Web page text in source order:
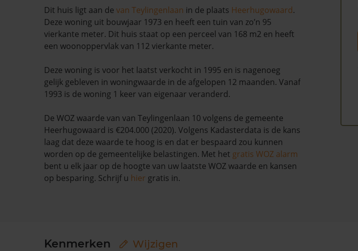
Dit huis ligt aan de van Teylingenlaan in de plaats Heerhugowaard.
Deze woning uit bouwjaar 1973 en heeft een tuin van zo’n 95
vierkante meter. Dit huis staat op een perceel van 168 m2 en heeft
een woonoppervlak van 112 vierkante meter.
Deze woning is voor het laatst verkocht in 1995 en is nagenoeg
gelijk gebleven in woningwaarde in de afgelopen 12 maanden. Vanaf
1993 is de woning 1 keer van eigenaar veranderd.
De WOZ waarde van van Teylingenlaan 10 volgens de gemeente
Heerhugowaard is €204.000 (2020). Volgens Kadasterdata is de kans
laag dat deze waarde te hoog is en dat er bespaard zou kunnen
worden op de gemeentelijke belastingen. Met het gratis WOZ alarm
bent u elk jaar op de hoogte van uw laatste WOZ waarde en kansen
op besparing. Schrijf u hier gratis in.
Kenmerken Wijzigen